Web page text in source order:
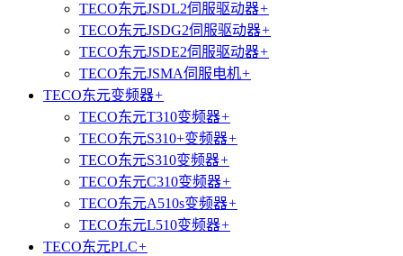
TECO东元JSDL2伺服驱动器+
TECO东元JSDG2伺服驱动器+
TECO东元JSDE2伺服驱动器+
TECO东元JSMA伺服电机+
TECO东元变频器+
TECO东元T310变频器+
TECO东元S310+变频器+
TECO东元S310变频器+
TECO东元C310变频器+
TECO东元A510s变频器+
TECO东元L510变频器+
TECO东元PLC+